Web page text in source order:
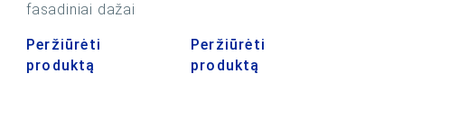
fasadiniai dažai
Peržiūrėti
produktą
Peržiūrėti
produktą